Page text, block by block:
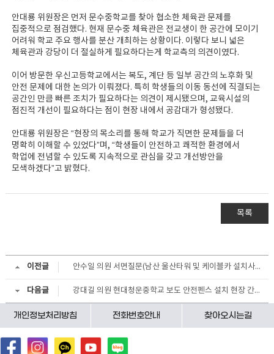
안대룡 위원장은 먼저 문수중학교를 찾아 협소한 체육관 문제를
집중적으로 점검했다. 현재 문수중 체육관은 전교생이 한 공간에 모이기
어려워 학교 주요 행사를 분산 개최하는 상황이다. 이렇다 보니 넓은
체육관과 강당이 더 절실하게 필요하다는게 학교측의 의견이였다.
이어 방문한 우신고등학교에서는 복도, 계단 등 일부 공간의 노후화 및
안전 문제에 대한 논의가 이뤄졌다. 특히 학생들의 이동 동선에 직결되는
공간인 만큼 빠른 조치가 필요하다는 의견이 제시됐으며, 교육시설의
점진적 개선이 필요하다는 점이 현장 내에서 공감대가 형성됐다.
안대룡 위원장은 “현장의 목소리를 통해 학교가 직면한 문제들을 더
명확히 이해할 수 있었다”며, “학생들이 안전하고 쾌적한 환경에서
학업에 전념할 수 있도록 지속적으로 관심을 갖고 개선방안을
모색하겠다”고 밝혔다.
목록
이전글 안수일 의원 서면질문(남산 울산타워 및 케이블카 설치사업, 지금이 적기다)
다음글 강대길 의원 현대청운중학교 보도 안전펜스 설치 현장 간담회
개인정보처리방침 전화번호안내 찾아오시는길